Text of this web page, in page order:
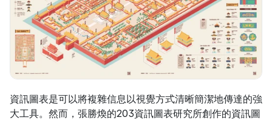
資訊圖表是可以將複雜信息以視覺方式清晰簡潔地傳達的強
大工具。然而，張勝煥的203資訊圖表研究所創作的資訊圖